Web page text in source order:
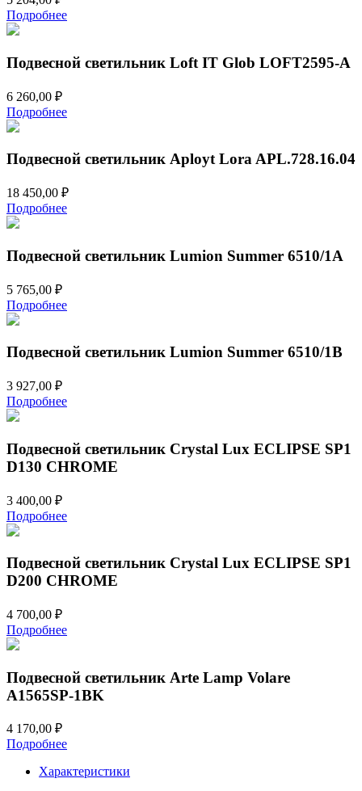
Подробнее
Подвесной светильник Loft IT Glob LOFT2595-A
6 260,00 ₽
Подробнее
Подвесной светильник Aployt Lora APL.728.16.04
18 450,00 ₽
Подробнее
Подвесной светильник Lumion Summer 6510/1A
5 765,00 ₽
Подробнее
Подвесной светильник Lumion Summer 6510/1B
3 927,00 ₽
Подробнее
Подвесной светильник Crystal Lux ECLIPSE SP1
D130 CHROME
3 400,00 ₽
Подробнее
Подвесной светильник Crystal Lux ECLIPSE SP1
D200 CHROME
4 700,00 ₽
Подробнее
Подвесной светильник Arte Lamp Volare
A1565SP-1BK
4 170,00 ₽
Подробнее
Характеристики